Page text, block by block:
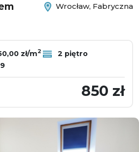
Wrocław, Fabryczna
zł/m2
2 piętro
850 zł